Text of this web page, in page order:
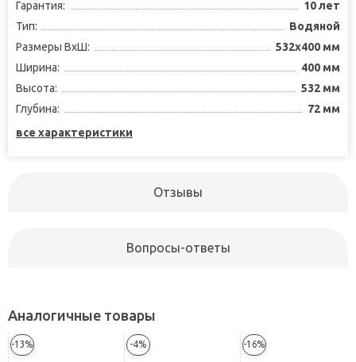
Гарантия:
10 лет
Тип:
Водяной
Размеры ВxШ:
532x400 мм
Ширина:
400 мм
Высота:
532 мм
Глубина:
72 мм
все характеристики
Отзывы
Вопросы-ответы
Аналогичные товары
-13% -4% -16%